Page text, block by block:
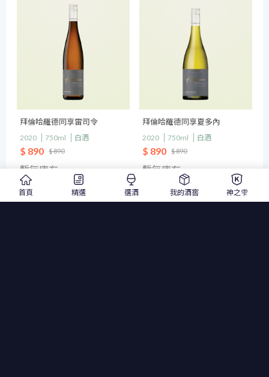
拜倫哈羅德同享雷司令
2020 750ml 白酒
$ 890 $ 890
暫無庫存
貨到通知我
拜倫哈羅德同享夏多內
2020 750ml 白酒
$ 890 $ 890
暫無庫存
貨到通知我
首頁 精選 選酒 我的酒窖 神之雫